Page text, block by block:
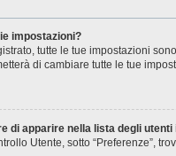
impostazioni?
tutte le tue impostazioni
di cambiare tutte le tue
di apparire nella lista degli utenti
Utente, sotto “Preferenze”,